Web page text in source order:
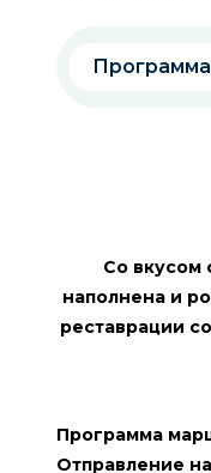
Программа
Со вкусом
наполнена и
реставрации
Программа
Отправление